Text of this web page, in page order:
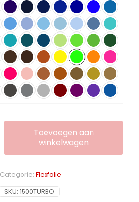
Toevoegen aan
winkelwagen
SKU: 1500TURBO
Categorie: Flexfolie